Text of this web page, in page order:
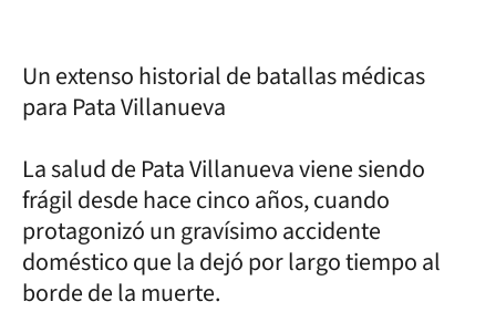
Un extenso historial de batallas médicas
para Pata Villanueva
La salud de Pata Villanueva viene siendo
frágil desde hace cinco años, cuando
protagonizó un gravísimo accidente
doméstico que la dejó por largo tiempo al
borde de la muerte.